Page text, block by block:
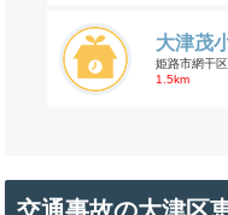
大津茂
姫路市網干
1.5km